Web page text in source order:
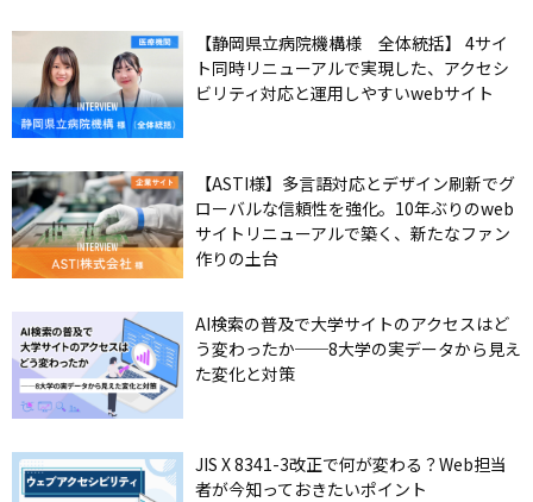
【静岡県立病院機構様 全体統括】 4サイ
ト同時リニューアルで実現した、アクセシ
ビリティ対応と運用しやすいwebサイト
【ASTI様】多言語対応とデザイン刷新でグ
ローバルな信頼性を強化。10年ぶりのweb
サイトリニューアルで築く、新たなファン
作りの土台
AI検索の普及で大学サイトのアクセスはど
う変わったか──8大学の実データから見え
た変化と対策
JIS X 8341-3改正で何が変わる？Web担当
者が今知っておきたいポイント